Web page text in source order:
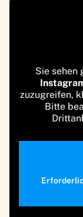
Sie sehen
zuzugreifen,
Bitte